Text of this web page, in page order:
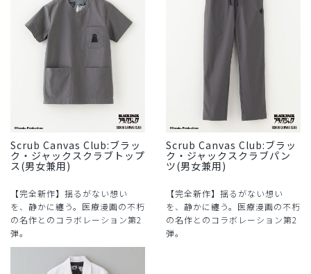
Scrub Canvas Club:ブラッ
ク・ジャックスクラブトップ
ス(男女兼用)
【完全新作】揺るがない想い
を、静かに纏う。医療漫画の不朽
の名作とのコラボレーション第2
弾。
Scrub Canvas Club:ブラッ
ク・ジャックスクラブパン
ツ(男女兼用)
【完全新作】揺るがない想い
を、静かに纏う。医療漫画の不朽
の名作とのコラボレーション第2
弾。